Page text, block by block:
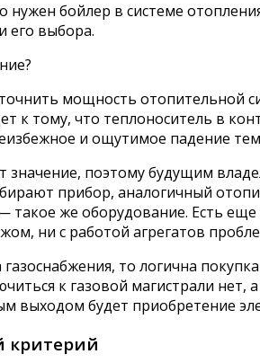
нужен бойлер в системе
его выбора.
мощность отопительной
к тому, что теплоноситель в
и ощутимое падение
значение, поэтому будущим
прибор, аналогичный
такое же оборудование. Есть
ни с работой агрегатов
газоснабжения, то логична
к газовой магистрали
выходом будет приобретение
критерий